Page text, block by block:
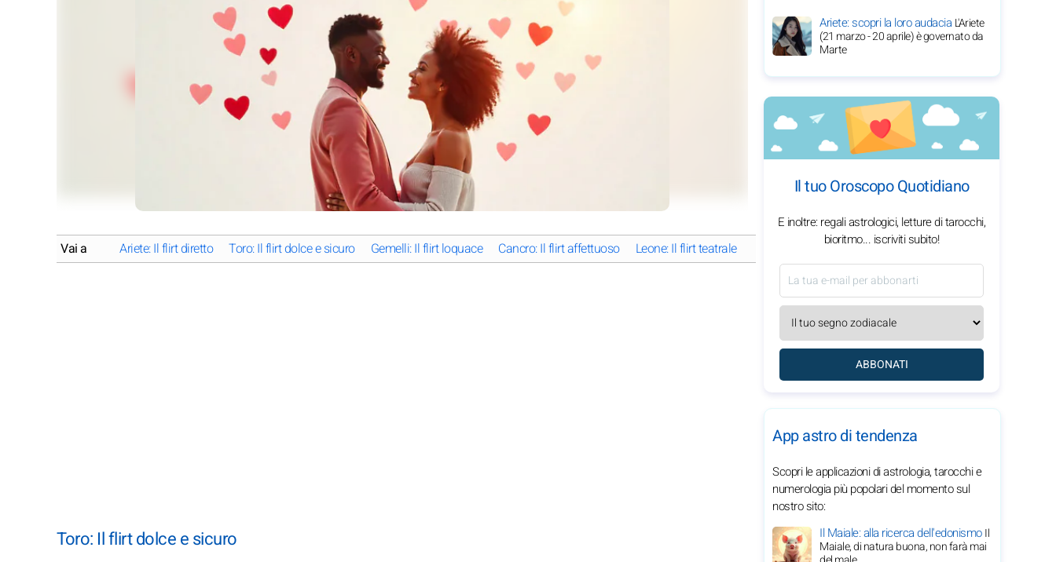
Vai a Ariete: Il flirt diretto Toro: Il flirt dolce e sicuro Gemelli: Il flirt loquace Cancro: Il flirt affettuoso Leone: Il flirt teatrale Vergine: Il flirt disponibile Bilancia: Il flirt frizzante
Toro: Il flirt dolce e sicuro
Ariete: scopri la loro audacia L'Ariete
(21 marzo - 20 aprile) è governato da
Marte
Il tuo Oroscopo Quotidiano
E inoltre: regali astrologici, letture di tarocchi,
bioritmo... iscriviti subito!
ABBONATI
App astro di tendenza
Scopri le applicazioni di astrologia, tarocchi e
numerologia più popolari del momento sul
nostro sito:
Il Maiale: alla ricerca dell'edonismoIl
Maiale, di natura buona, non farà mai